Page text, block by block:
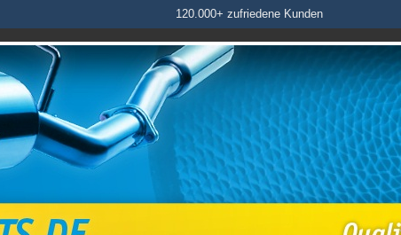
120.000+ zufriedene Kunden